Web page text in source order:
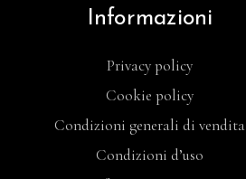
Informazioni
Privacy policy
Cookie policy
Condizioni generali di vendita
Condizioni d’uso